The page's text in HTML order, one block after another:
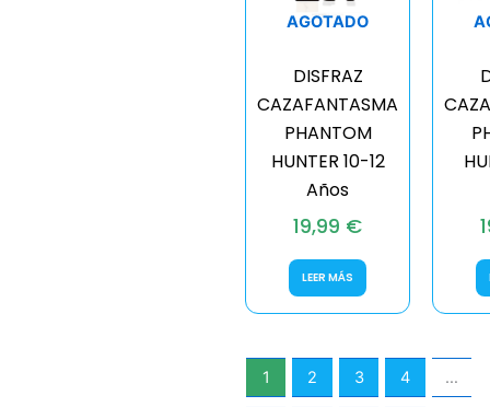
AGOTADO
DISFRAZ
CAZAFANTASMA
PHANTOM
HUNTER 10-12
Años
19,99 €
LEER MÁS
1 2 3 4 …